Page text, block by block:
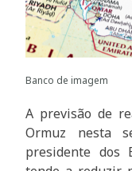
Banco de imagem
A previsão de
Ormuz nesta
presidente dos